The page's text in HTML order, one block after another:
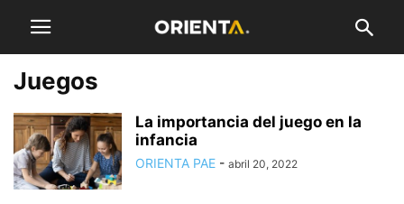
Juegos
La importancia del juego en la
infancia
ORIENTA PAE - abril 20, 2022